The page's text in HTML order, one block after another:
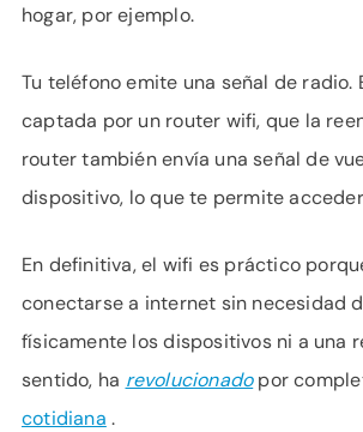
hogar, por ejemplo.
Tu teléfono emite una señal de radio.
captada por un router wifi, que la
router también envía una señal de
dispositivo, lo que te permite
En definitiva, el wifi es práctico
conectarse a internet sin necesidad
físicamente los dispositivos ni a una
sentido, ha revolucionadopor
cotidiana .